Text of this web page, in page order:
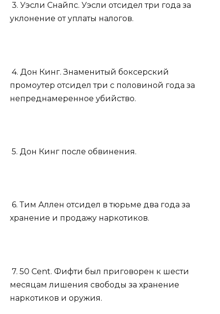
3. Уэсли Снайпс. Уэсли отсидел три года за
уклонение от уплаты налогов.
4. Дон Кинг. Знаменитый боксерский
промоутер отсидел три с половиной года за
непреднамеренное убийство.
5. Дон Кинг после обвинения.
6. Тим Аллен отсидел в тюрьме два года за
хранение и продажу наркотиков.
7. 50 Cent. Фифти был приговорен к шести
месяцам лишения свободы за хранение
наркотиков и оружия.